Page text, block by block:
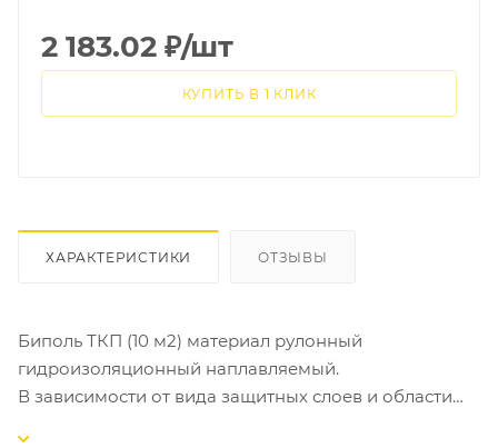
2 183.02 ₽/шт
КУПИТЬ В 1 КЛИК
ХАРАКТЕРИСТИКИ ОТЗЫВЫ
Биполь ТКП (10 м2) материал рулонный
гидроизоляционный наплавляемый.
В зависимости от вида защитных слоев и области